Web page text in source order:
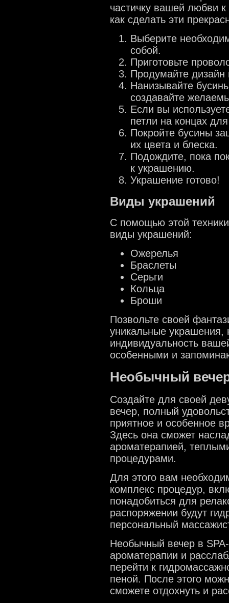
частичку вашей любви
как сделать эти
Выберите
собой.
Приготовьте
Продумайте дизайн
Нанизывайте
создавайте
Если вы
петли на концах
Покройте бусины
их цвета и блеска.
Подождите, пока
к украшению.
Украшение готово!
Виды украшений
С помощью этой
виды украшений:
Ожерелья
Браслеты
Серьги
Кольца
Броши
Позвольте своей
уникальные украшения,
индивидуальность
особенными и
Необычный
Создайте для своей
вечер, полный
приятное и особенное
Здесь она сможет
ароматерапией,
процедурами.
Для этого вам
комплекс процедур,
понадобиться для
распоряжении будут
персональный
Необычный вечер в
ароматерапии и
перейти к
пеной. После этого
сможете отдохнуть и